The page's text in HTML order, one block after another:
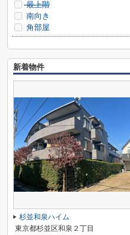
最上階
南向き
角部屋
新着物件
杉並和泉ハイム
東京都杉並区和泉２丁目